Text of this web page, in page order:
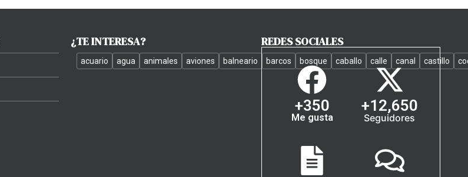
¿TE INTERESA?
acuario agua animales aviones balneario barcos bosque caballo calle canal castillo
REDES SOCIALES
+350
Me gusta
+12,650
Seguidores